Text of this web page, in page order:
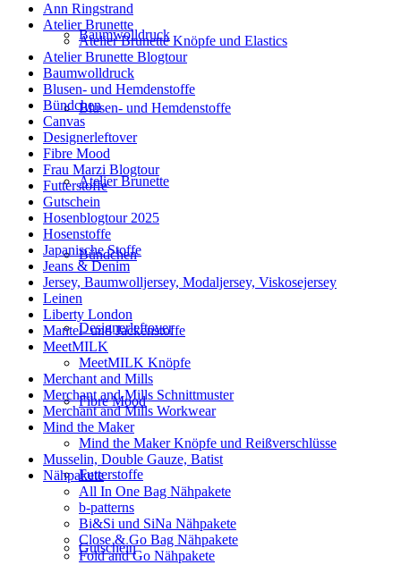
Baumwolldruck
Blusen- und Hemdenstoffe
Atelier Brunette
Bündchen
Designerleftover
Fibre Mood
Futterstoffe
Gutschein
Ann Ringstrand
Atelier Brunette
Atelier Brunette Knöpfe und Elastics
Atelier Brunette Blogtour
Baumwolldruck
Blusen- und Hemdenstoffe
Bündchen
Canvas
Designerleftover
Fibre Mood
Frau Marzi Blogtour
Futterstoffe
Gutschein
Hosenblogtour 2025
Hosenstoffe
Japanische Stoffe
Jeans & Denim
Jersey, Baumwolljersey, Modaljersey, Viskosejersey
Leinen
Liberty London
Mantel- und Jackenstoffe
MeetMILK
MeetMILK Knöpfe
Merchant and Mills
Merchant and Mills Schnittmuster
Merchant and Mills Workwear
Mind the Maker
Mind the Maker Knöpfe und Reißverschlüsse
Musselin, Double Gauze, Batist
Nähpakete
All In One Bag Nähpakete
b-patterns
Bi&Si und SiNa Nähpakete
Close & Go Bag Nähpakete
Fold and Go Nähpakete